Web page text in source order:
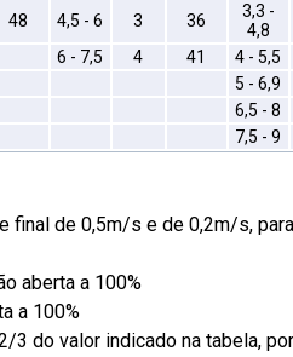
48 4,5 - 6 3 36
3,3 -
4,8
6 - 7,5 4 41 4 - 5,5
5 - 6,9
6,5 - 8
7,5 - 9
final de 0,5m/s e de 0,2m/s,
aberta a 100%
a 100%
3 do valor indicado na tabela,